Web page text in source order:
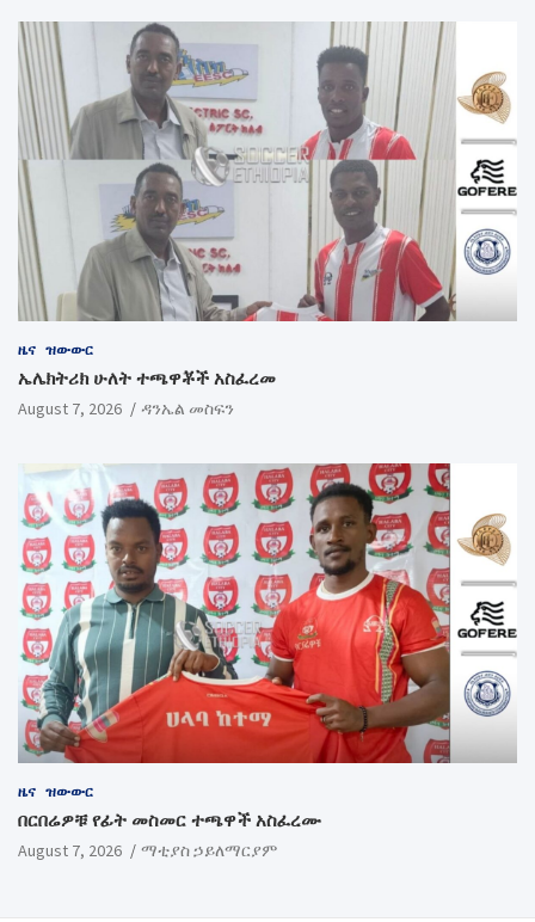
ዜና ዝውውር
ኤሌክትሪክ ሁለት ተጫዋቾች አስፈረመ
August 7, 2026 ዳንኤል መስፍን
ዜና ዝውውር
በርበሬዎቹ የፊት መስመር ተጫዋች አስፈረሙ
August 7, 2026 ማቲያስ ኃይለማርያም